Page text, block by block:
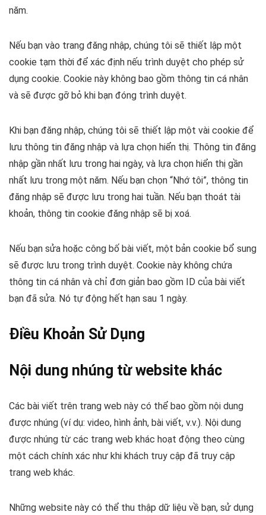
năm.
Nếu bạn vào trang đăng nhập, chúng tôi sẽ thiết lập một
cookie tạm thời để xác định nếu trình duyệt cho phép sử
dụng cookie. Cookie này không bao gồm thông tin cá nhân
và sẽ được gỡ bỏ khi bạn đóng trình duyệt.
Khi bạn đăng nhập, chúng tôi sẽ thiết lập một vài cookie để
lưu thông tin đăng nhập và lựa chọn hiển thị. Thông tin đăng
nhập gần nhất lưu trong hai ngày, và lựa chọn hiển thị gần
nhất lưu trong một năm. Nếu bạn chọn “Nhớ tôi”, thông tin
đăng nhập sẽ được lưu trong hai tuần. Nếu bạn thoát tài
khoản, thông tin cookie đăng nhập sẽ bị xoá.
Nếu bạn sửa hoặc công bố bài viết, một bản cookie bổ sung
sẽ được lưu trong trình duyệt. Cookie này không chứa
thông tin cá nhân và chỉ đơn giản bao gồm ID của bài viết
bạn đã sửa. Nó tự động hết hạn sau 1 ngày.
Điều Khoản Sử Dụng
Nội dung nhúng từ website khác
Các bài viết trên trang web này có thể bao gồm nội dung
được nhúng (ví dụ: video, hình ảnh, bài viết, v.v.). Nội dung
được nhúng từ các trang web khác hoạt động theo cùng
một cách chính xác như khi khách truy cập đã truy cập
trang web khác.
Những website này có thể thu thập dữ liệu về bạn, sử dụng